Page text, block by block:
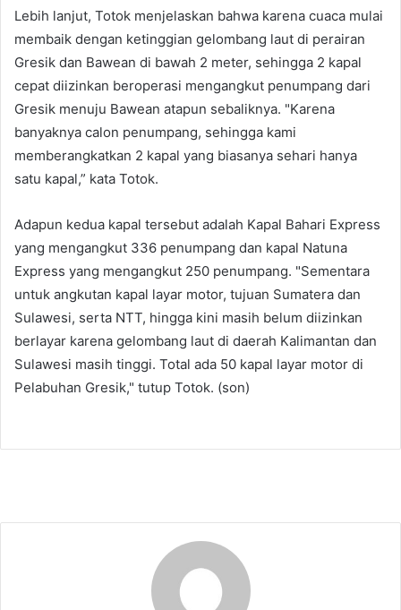
Lebih lanjut, Totok menjelaskan bahwa karena cuaca mulai
membaik dengan ketinggian gelombang laut di perairan
Gresik dan Bawean di bawah 2 meter, sehingga 2 kapal
cepat diizinkan beroperasi mengangkut penumpang dari
Gresik menuju Bawean atapun sebaliknya. "Karena
banyaknya calon penumpang, sehingga kami
memberangkatkan 2 kapal yang biasanya sehari hanya
satu kapal,” kata Totok.
Adapun kedua kapal tersebut adalah Kapal Bahari Express
yang mengangkut 336 penumpang dan kapal Natuna
Express yang mengangkut 250 penumpang. "Sementara
untuk angkutan kapal layar motor, tujuan Sumatera dan
Sulawesi, serta NTT, hingga kini masih belum diizinkan
berlayar karena gelombang laut di daerah Kalimantan dan
Sulawesi masih tinggi. Total ada 50 kapal layar motor di
Pelabuhan Gresik," tutup Totok. (son)